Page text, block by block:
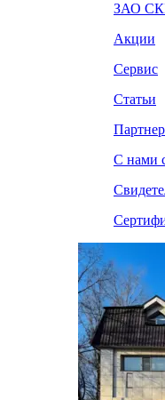
ЗАО
Акции
Сервис
Статьи
С нами